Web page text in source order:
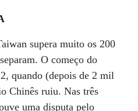
supera muito os 200
O começo do
quando (depois de 2 mil
Chinês ruiu. Nas três
uma disputa pelo